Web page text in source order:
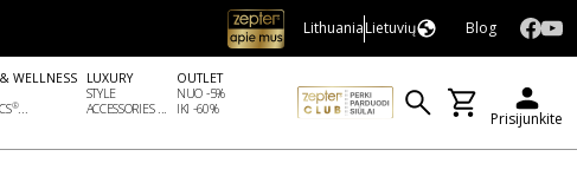
LithuaniaLietuvių Blog
WELLNESS
®...
LUXURY
STYLE
ACCESSORIES ...
OUTLET
NUO -5%
IKI -60%
Prisijunkite